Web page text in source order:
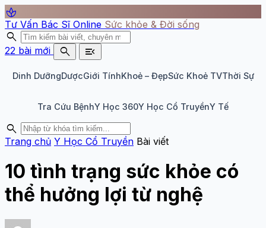
spa
Tư Vấn Bác Sĩ Online Sức khỏe & Đời sống
search
22 bài mới search menu_open
Dinh DưỡngDượcGiới TínhKhoẻ – ĐẹpSức Khoẻ TVThời Sự
Tra Cứu BệnhY Học 360Y Học Cổ TruyềnY Tế
search
Trang chủ Y Học Cổ Truyền Bài viết
10 tình trạng sức khỏe có
thể hưởng lợi từ nghệ